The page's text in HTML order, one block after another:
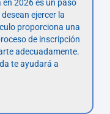
en 2026 es un paso
ejercer la
proporciona una
de inscripción
adecuadamente.
te ayudará a